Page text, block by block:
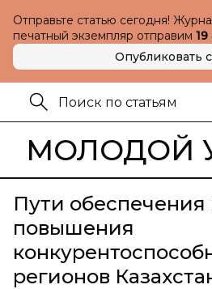
Отправьте статью сегодня!
печатный экземпляр отправим 19
Опубликовать
МОЛОДОЙ
Пути обеспечения
повышения
регионов